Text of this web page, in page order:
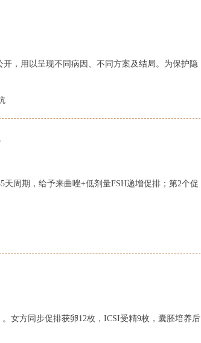
，用以呈现不同病因、不同方案及结局。为保护隐
周期，给予来曲唑+低剂量FSH递增促排；第2个促
女方同步促排获卵12枚，ICSI受精9枚，囊胚培养后